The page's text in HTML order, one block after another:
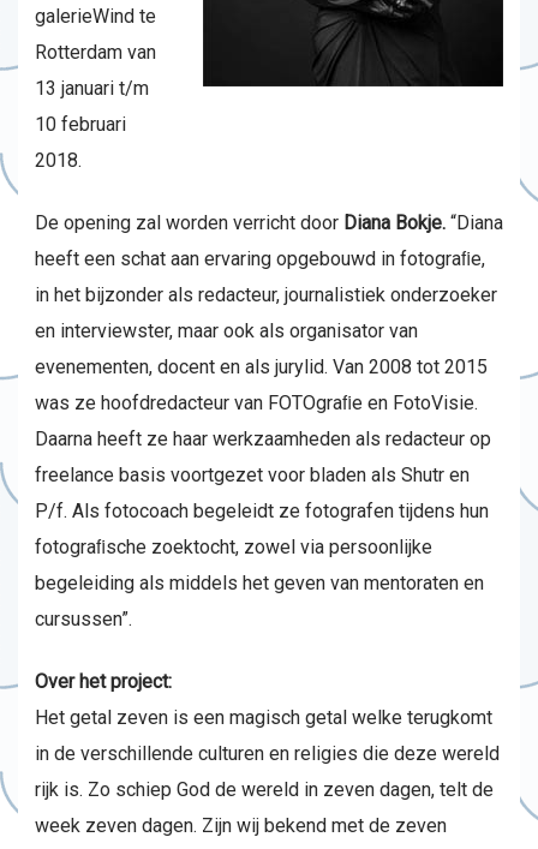
galerieWind te
Rotterdam van
13 januari t/m
10 februari
2018.
De opening zal worden verricht door Diana Bokje. “Diana
heeft een schat aan ervaring opgebouwd in fotograﬁe,
in het bijzonder als redacteur, journalistiek onderzoeker
en interviewster, maar ook als organisator van
evenementen, docent en als jurylid. Van 2008 tot 2015
was ze hoofdredacteur van FOTOgraﬁe en FotoVisie.
Daarna heeft ze haar werkzaamheden als redacteur op
freelance basis voortgezet voor bladen als Shutr en
P/f. Als fotocoach begeleidt ze fotografen tijdens hun
fotograﬁsche zoektocht, zowel via persoonlijke
begeleiding als middels het geven van mentoraten en
cursussen”.
Over het project:
Het getal zeven is een magisch getal welke terugkomt
in de verschillende culturen en religies die deze wereld
rijk is. Zo schiep God de wereld in zeven dagen, telt de
week zeven dagen. Zijn wij bekend met de zeven